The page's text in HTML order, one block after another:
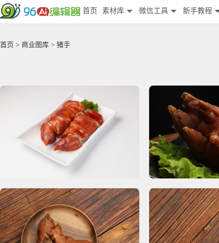
首页 素材库 微信工具 新手教程
首页 > 商业图库 > 猪手